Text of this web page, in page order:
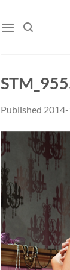
Published